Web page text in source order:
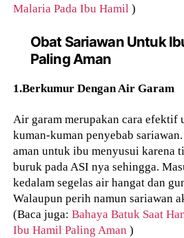
Malaria Pada Ibu Hamil )
Obat Sariawan Untuk
Paling Aman
1.Berkumur Dengan Air Garam
Air garam merupakan cara efektif
kuman-kuman penyebab
aman untuk ibu menyusui karena
buruk pada ASI nya sehingga.
kedalam segelas air hangat dan
Walaupun perih namun sariawan
(Baca juga:Bahaya Batuk Saat
Ibu Hamil Paling Aman )